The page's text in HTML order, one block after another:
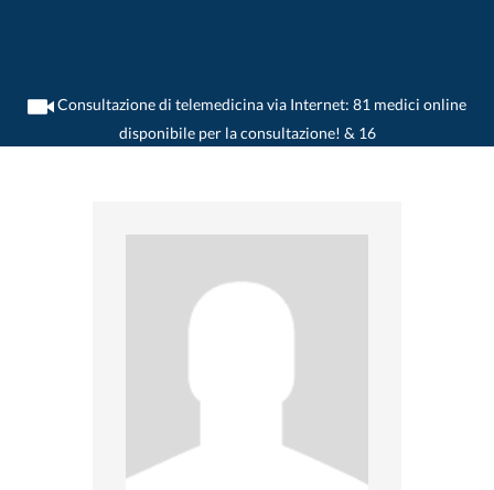
Consultazione di telemedicina via Internet: 81 medici online
disponibile per la consultazione! & 16
>Dentista>Stans>Dr. Andreas Gander